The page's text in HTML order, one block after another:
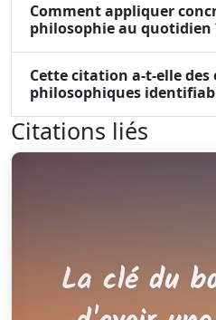
Comment appliquer
philosophie au quotidien
Cette citation a-t-elle des
philosophiques
Citations liés